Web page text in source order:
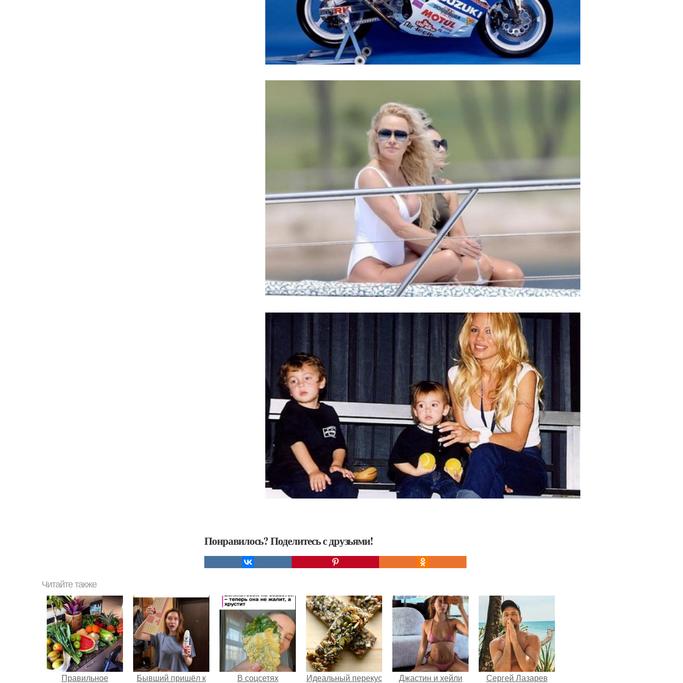
Понравилось? Поделитесь с друзьями!
Читайте также
Правильное Бывший пришёл к В соцсетях Идеальный перекус Джастин и хейли Сергей Лазарев